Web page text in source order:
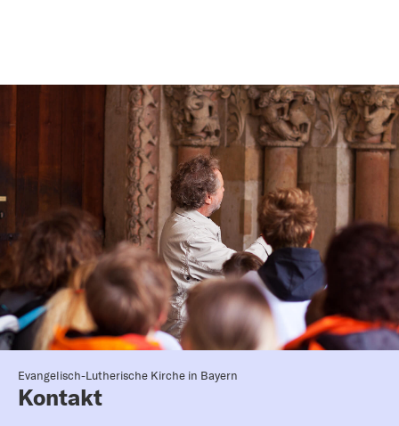
Evangelisch-Lutherische Kirche in Bayern
Kontakt